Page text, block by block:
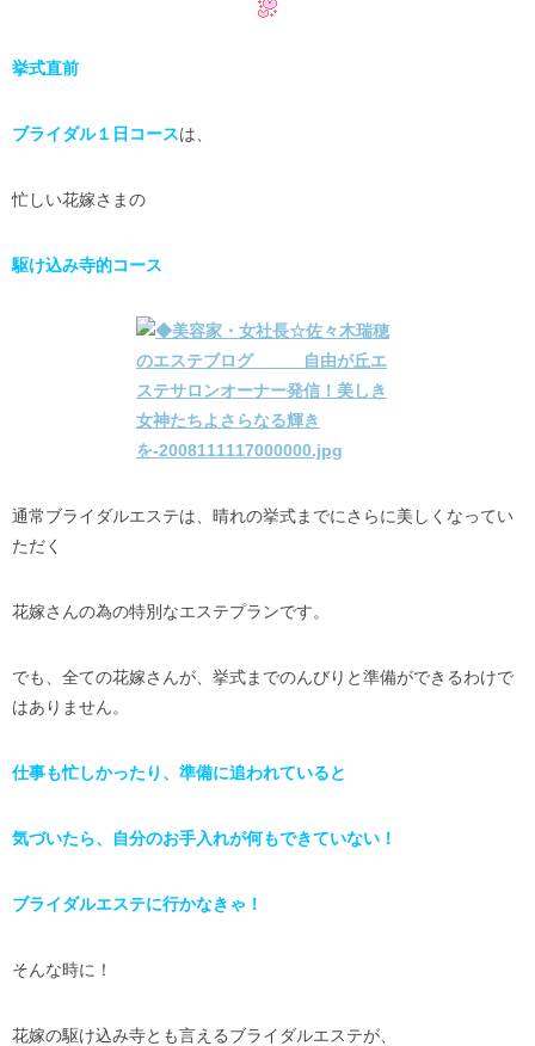
挙式直前
ブライダル１日コースは、
忙しい花嫁さまの
駆け込み寺的コース
通常ブライダルエステは、晴れの挙式までにさらに美しくなってい
ただく
花嫁さんの為の特別なエステプランです。
でも、全ての花嫁さんが、挙式までのんびりと準備ができるわけで
はありません。
仕事も忙しかったり、準備に追われていると
気づいたら、自分のお手入れが何もできていない！
ブライダルエステに行かなきゃ！
そんな時に！
花嫁の駆け込み寺とも言えるブライダルエステが、